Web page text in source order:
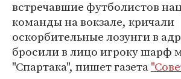
встречавшие футболистов
команды на вокзале, кричали
оскорбительные лозунги в
бросили в лицо игроку шарф
"Спартака", пишет газета